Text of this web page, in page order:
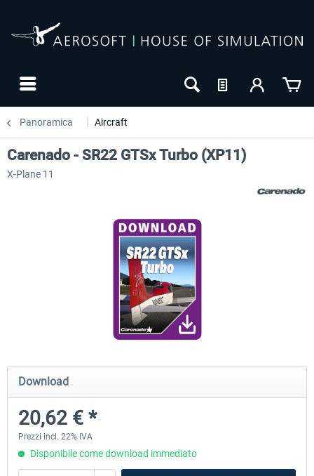
Panoramica Aircraft
Diamond DA-62
38,91 € *
Cessna 208 Grand Caravan
Carenado - SR22 GTSx Turbo (XP11)
X-Plane 11
Download
20,62 € *
Prezzi incl. 22% IVA
Disponibile come download immediato